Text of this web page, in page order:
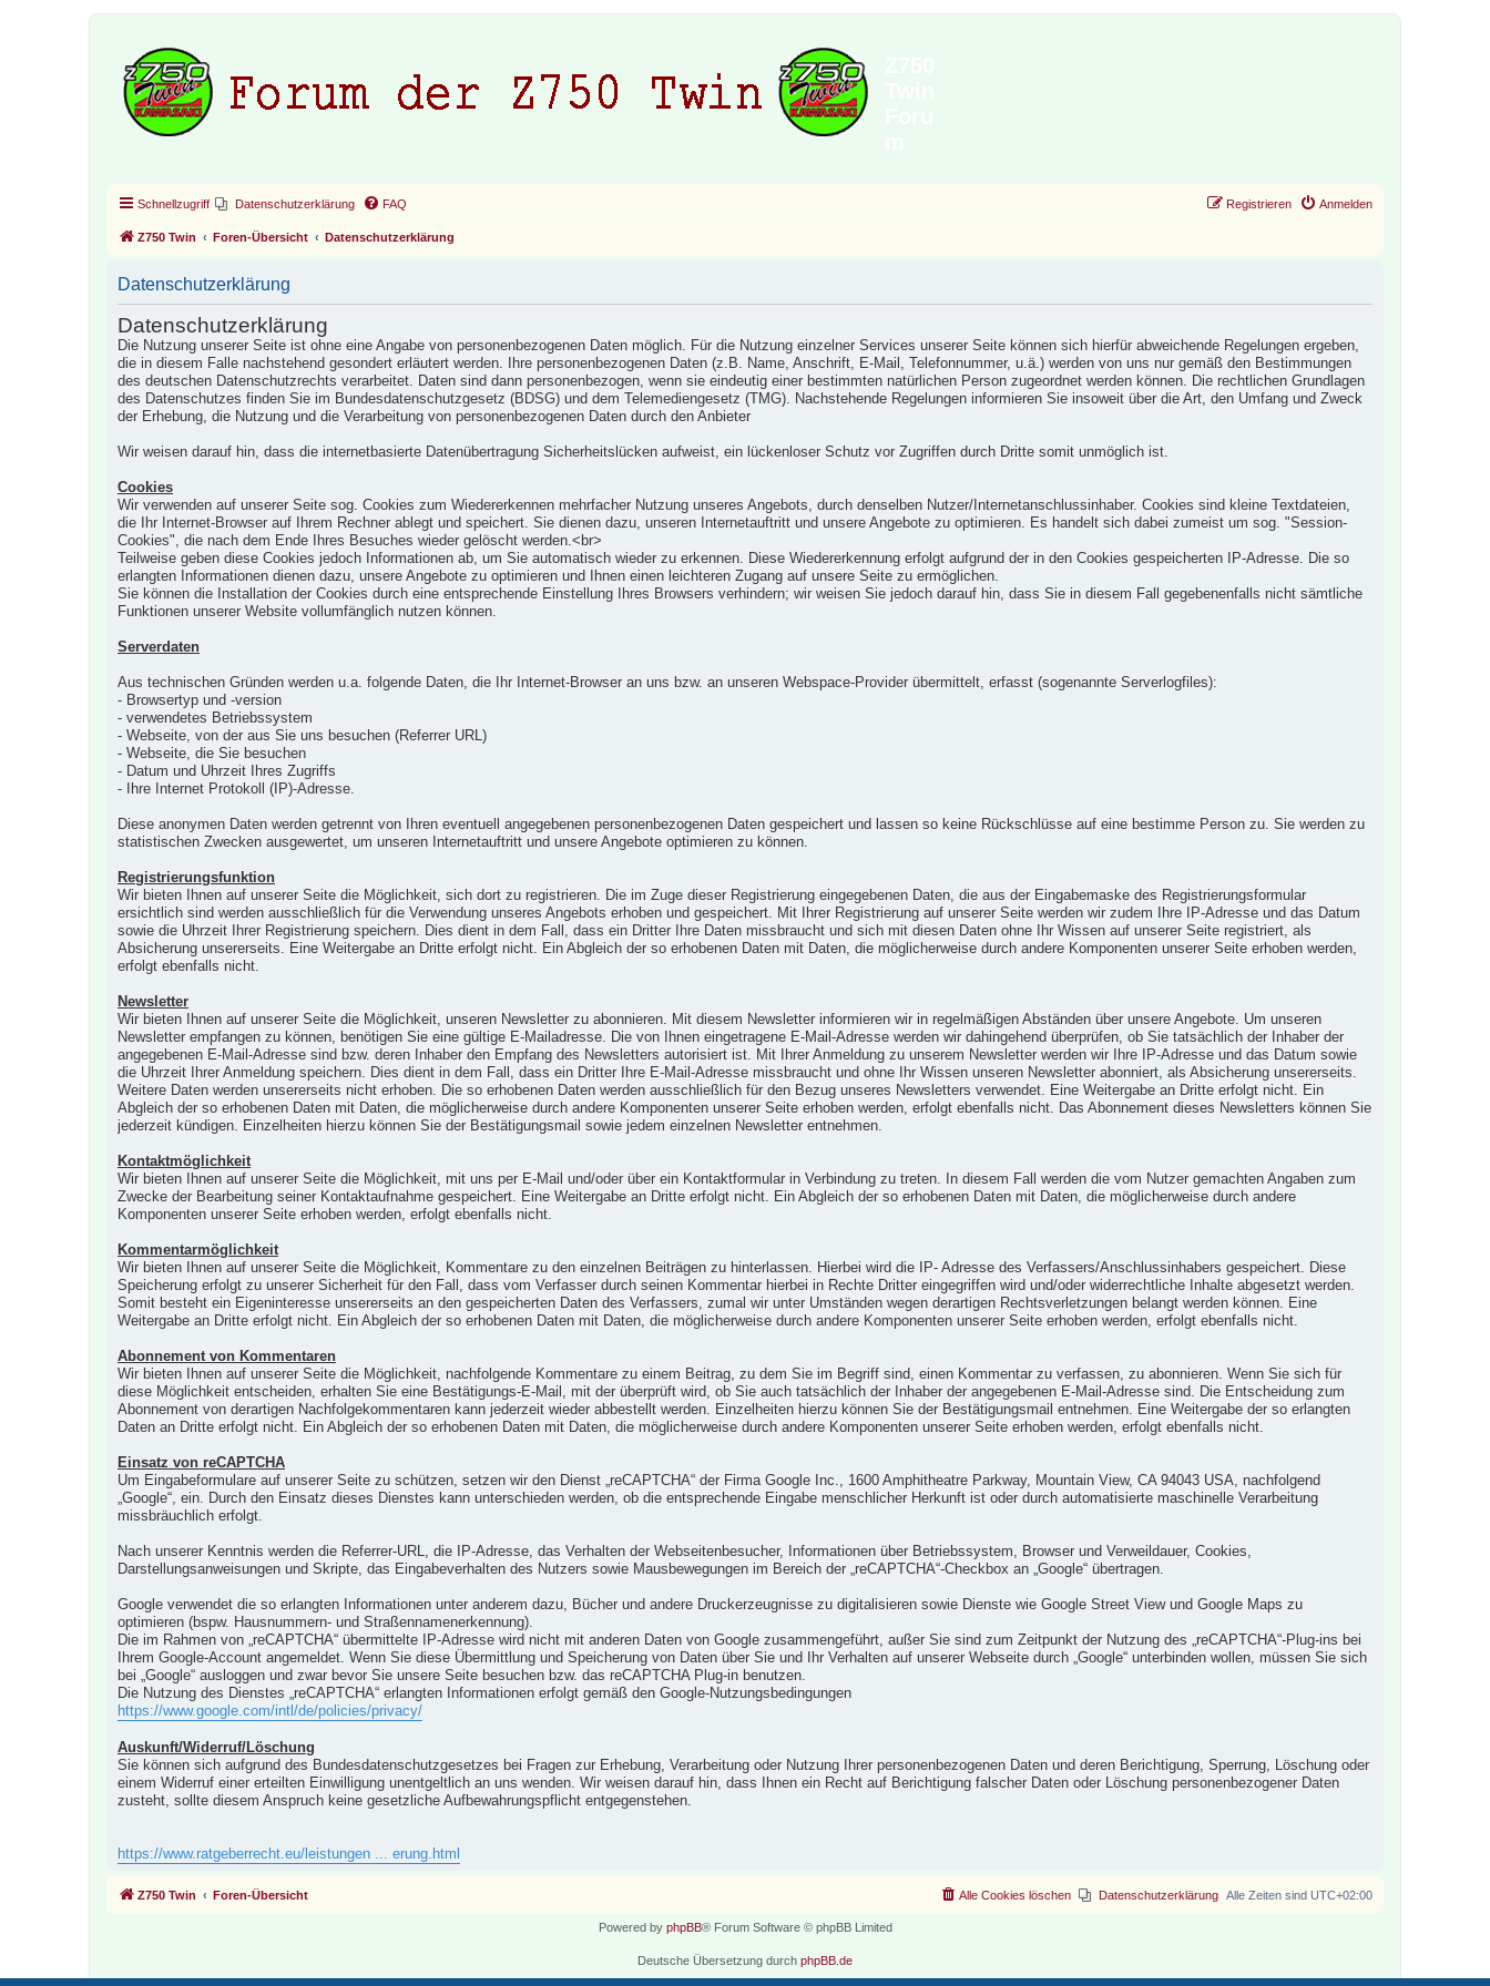
Schnellzugriff Datenschutzerklärung FAQ Anmelden
Registrieren
Z750 Twin Foren-Übersicht Datenschutzerklärung
Datenschutzerklärung
Datenschutzerklärung
Die Nutzung unserer Seite ist ohne eine Angabe von personenbezogenen Daten möglich. Für die Nutzung einzelner Services unserer Seite können sich hierfür abweichende Regelungen ergeben,
die in diesem Falle nachstehend gesondert erläutert werden. Ihre personenbezogenen Daten (z.B. Name, Anschrift, E-Mail, Telefonnummer, u.ä.) werden von uns nur gemäß den Bestimmungen
des deutschen Datenschutzrechts verarbeitet. Daten sind dann personenbezogen, wenn sie eindeutig einer bestimmten natürlichen Person zugeordnet werden können. Die rechtlichen Grundlagen
des Datenschutzes finden Sie im Bundesdatenschutzgesetz (BDSG) und dem Telemediengesetz (TMG). Nachstehende Regelungen informieren Sie insoweit über die Art, den Umfang und Zweck
der Erhebung, die Nutzung und die Verarbeitung von personenbezogenen Daten durch den Anbieter
Wir weisen darauf hin, dass die internetbasierte Datenübertragung Sicherheitslücken aufweist, ein lückenloser Schutz vor Zugriffen durch Dritte somit unmöglich ist.
Cookies
Wir verwenden auf unserer Seite sog. Cookies zum Wiedererkennen mehrfacher Nutzung unseres Angebots, durch denselben Nutzer/Internetanschlussinhaber. Cookies sind kleine Textdateien,
die Ihr Internet-Browser auf Ihrem Rechner ablegt und speichert. Sie dienen dazu, unseren Internetauftritt und unsere Angebote zu optimieren. Es handelt sich dabei zumeist um sog. "Session-
Cookies", die nach dem Ende Ihres Besuches wieder gelöscht werden.<br>
Teilweise geben diese Cookies jedoch Informationen ab, um Sie automatisch wieder zu erkennen. Diese Wiedererkennung erfolgt aufgrund der in den Cookies gespeicherten IP-Adresse. Die so
erlangten Informationen dienen dazu, unsere Angebote zu optimieren und Ihnen einen leichteren Zugang auf unsere Seite zu ermöglichen.
Sie können die Installation der Cookies durch eine entsprechende Einstellung Ihres Browsers verhindern; wir weisen Sie jedoch darauf hin, dass Sie in diesem Fall gegebenenfalls nicht sämtliche
Funktionen unserer Website vollumfänglich nutzen können.
Serverdaten
Aus technischen Gründen werden u.a. folgende Daten, die Ihr Internet-Browser an uns bzw. an unseren Webspace-Provider übermittelt, erfasst (sogenannte Serverlogfiles):
- Browsertyp und -version
- verwendetes Betriebssystem
- Webseite, von der aus Sie uns besuchen (Referrer URL)
- Webseite, die Sie besuchen
- Datum und Uhrzeit Ihres Zugriffs
- Ihre Internet Protokoll (IP)-Adresse.
Diese anonymen Daten werden getrennt von Ihren eventuell angegebenen personenbezogenen Daten gespeichert und lassen so keine Rückschlüsse auf eine bestimme Person zu. Sie werden zu
statistischen Zwecken ausgewertet, um unseren Internetauftritt und unsere Angebote optimieren zu können.
Registrierungsfunktion
Wir bieten Ihnen auf unserer Seite die Möglichkeit, sich dort zu registrieren. Die im Zuge dieser Registrierung eingegebenen Daten, die aus der Eingabemaske des Registrierungsformular
ersichtlich sind werden ausschließlich für die Verwendung unseres Angebots erhoben und gespeichert. Mit Ihrer Registrierung auf unserer Seite werden wir zudem Ihre IP-Adresse und das Datum
sowie die Uhrzeit Ihrer Registrierung speichern. Dies dient in dem Fall, dass ein Dritter Ihre Daten missbraucht und sich mit diesen Daten ohne Ihr Wissen auf unserer Seite registriert, als
Absicherung unsererseits. Eine Weitergabe an Dritte erfolgt nicht. Ein Abgleich der so erhobenen Daten mit Daten, die möglicherweise durch andere Komponenten unserer Seite erhoben werden,
erfolgt ebenfalls nicht.
Newsletter
Wir bieten Ihnen auf unserer Seite die Möglichkeit, unseren Newsletter zu abonnieren. Mit diesem Newsletter informieren wir in regelmäßigen Abständen über unsere Angebote. Um unseren
Newsletter empfangen zu können, benötigen Sie eine gültige E-Mailadresse. Die von Ihnen eingetragene E-Mail-Adresse werden wir dahingehend überprüfen, ob Sie tatsächlich der Inhaber der
angegebenen E-Mail-Adresse sind bzw. deren Inhaber den Empfang des Newsletters autorisiert ist. Mit Ihrer Anmeldung zu unserem Newsletter werden wir Ihre IP-Adresse und das Datum sowie
die Uhrzeit Ihrer Anmeldung speichern. Dies dient in dem Fall, dass ein Dritter Ihre E-Mail-Adresse missbraucht und ohne Ihr Wissen unseren Newsletter abonniert, als Absicherung unsererseits.
Weitere Daten werden unsererseits nicht erhoben. Die so erhobenen Daten werden ausschließlich für den Bezug unseres Newsletters verwendet. Eine Weitergabe an Dritte erfolgt nicht. Ein
Abgleich der so erhobenen Daten mit Daten, die möglicherweise durch andere Komponenten unserer Seite erhoben werden, erfolgt ebenfalls nicht. Das Abonnement dieses Newsletters können Sie
jederzeit kündigen. Einzelheiten hierzu können Sie der Bestätigungsmail sowie jedem einzelnen Newsletter entnehmen.
Kontaktmöglichkeit
Wir bieten Ihnen auf unserer Seite die Möglichkeit, mit uns per E-Mail und/oder über ein Kontaktformular in Verbindung zu treten. In diesem Fall werden die vom Nutzer gemachten Angaben zum
Zwecke der Bearbeitung seiner Kontaktaufnahme gespeichert. Eine Weitergabe an Dritte erfolgt nicht. Ein Abgleich der so erhobenen Daten mit Daten, die möglicherweise durch andere
Komponenten unserer Seite erhoben werden, erfolgt ebenfalls nicht.
Kommentarmöglichkeit
Wir bieten Ihnen auf unserer Seite die Möglichkeit, Kommentare zu den einzelnen Beiträgen zu hinterlassen. Hierbei wird die IP- Adresse des Verfassers/Anschlussinhabers gespeichert. Diese
Speicherung erfolgt zu unserer Sicherheit für den Fall, dass vom Verfasser durch seinen Kommentar hierbei in Rechte Dritter eingegriffen wird und/oder widerrechtliche Inhalte abgesetzt werden.
Somit besteht ein Eigeninteresse unsererseits an den gespeicherten Daten des Verfassers, zumal wir unter Umständen wegen derartigen Rechtsverletzungen belangt werden können. Eine
Weitergabe an Dritte erfolgt nicht. Ein Abgleich der so erhobenen Daten mit Daten, die möglicherweise durch andere Komponenten unserer Seite erhoben werden, erfolgt ebenfalls nicht.
Abonnement von Kommentaren
Wir bieten Ihnen auf unserer Seite die Möglichkeit, nachfolgende Kommentare zu einem Beitrag, zu dem Sie im Begriff sind, einen Kommentar zu verfassen, zu abonnieren. Wenn Sie sich für
diese Möglichkeit entscheiden, erhalten Sie eine Bestätigungs-E-Mail, mit der überprüft wird, ob Sie auch tatsächlich der Inhaber der angegebenen E-Mail-Adresse sind. Die Entscheidung zum
Abonnement von derartigen Nachfolgekommentaren kann jederzeit wieder abbestellt werden. Einzelheiten hierzu können Sie der Bestätigungsmail entnehmen. Eine Weitergabe der so erlangten
Daten an Dritte erfolgt nicht. Ein Abgleich der so erhobenen Daten mit Daten, die möglicherweise durch andere Komponenten unserer Seite erhoben werden, erfolgt ebenfalls nicht.
Einsatz von reCAPTCHA
Um Eingabeformulare auf unserer Seite zu schützen, setzen wir den Dienst „reCAPTCHA“ der Firma Google Inc., 1600 Amphitheatre Parkway, Mountain View, CA 94043 USA, nachfolgend
„Google“, ein. Durch den Einsatz dieses Dienstes kann unterschieden werden, ob die entsprechende Eingabe menschlicher Herkunft ist oder durch automatisierte maschinelle Verarbeitung
missbräuchlich erfolgt.
Nach unserer Kenntnis werden die Referrer-URL, die IP-Adresse, das Verhalten der Webseitenbesucher, Informationen über Betriebssystem, Browser und Verweildauer, Cookies,
Darstellungsanweisungen und Skripte, das Eingabeverhalten des Nutzers sowie Mausbewegungen im Bereich der „reCAPTCHA“-Checkbox an „Google“ übertragen.
Google verwendet die so erlangten Informationen unter anderem dazu, Bücher und andere Druckerzeugnisse zu digitalisieren sowie Dienste wie Google Street View und Google Maps zu
optimieren (bspw. Hausnummern- und Straßennamenerkennung).
Die im Rahmen von „reCAPTCHA“ übermittelte IP-Adresse wird nicht mit anderen Daten von Google zusammengeführt, außer Sie sind zum Zeitpunkt der Nutzung des „reCAPTCHA“-Plug-ins bei
Ihrem Google-Account angemeldet. Wenn Sie diese Übermittlung und Speicherung von Daten über Sie und Ihr Verhalten auf unserer Webseite durch „Google“ unterbinden wollen, müssen Sie sich
bei „Google“ ausloggen und zwar bevor Sie unsere Seite besuchen bzw. das reCAPTCHA Plug-in benutzen.
Die Nutzung des Dienstes „reCAPTCHA“ erlangten Informationen erfolgt gemäß den Google-Nutzungsbedingungen
https://www.google.com/intl/de/policies/privacy/
Auskunft/Widerruf/Löschung
Sie können sich aufgrund des Bundesdatenschutzgesetzes bei Fragen zur Erhebung, Verarbeitung oder Nutzung Ihrer personenbezogenen Daten und deren Berichtigung, Sperrung, Löschung oder
einem Widerruf einer erteilten Einwilligung unentgeltlich an uns wenden. Wir weisen darauf hin, dass Ihnen ein Recht auf Berichtigung falscher Daten oder Löschung personenbezogener Daten
zusteht, sollte diesem Anspruch keine gesetzliche Aufbewahrungspflicht entgegenstehen.
https://www.ratgeberrecht.eu/leistungen ... erung.html
Z750 Twin Foren-Übersicht Alle Zeiten sind UTC+02:00
Datenschutzerklärung
Alle Cookies löschen
Powered by phpBB® Forum Software © phpBB Limited
Deutsche Übersetzung durch phpBB.de